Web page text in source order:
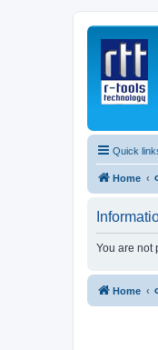
Quick
Home
You are not
Home